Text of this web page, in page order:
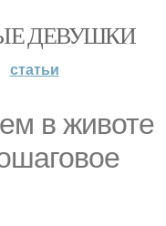
ДЕВУШКИ
статьи
в животе